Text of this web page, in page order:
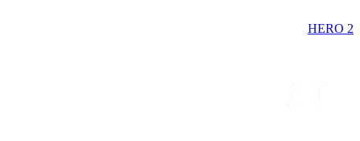
HERO 2